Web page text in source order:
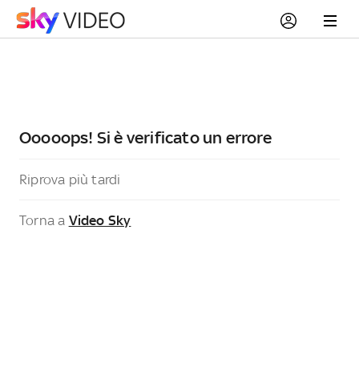
Ooooops! Si è verificato un errore
Riprova più tardi
Torna a Video Sky